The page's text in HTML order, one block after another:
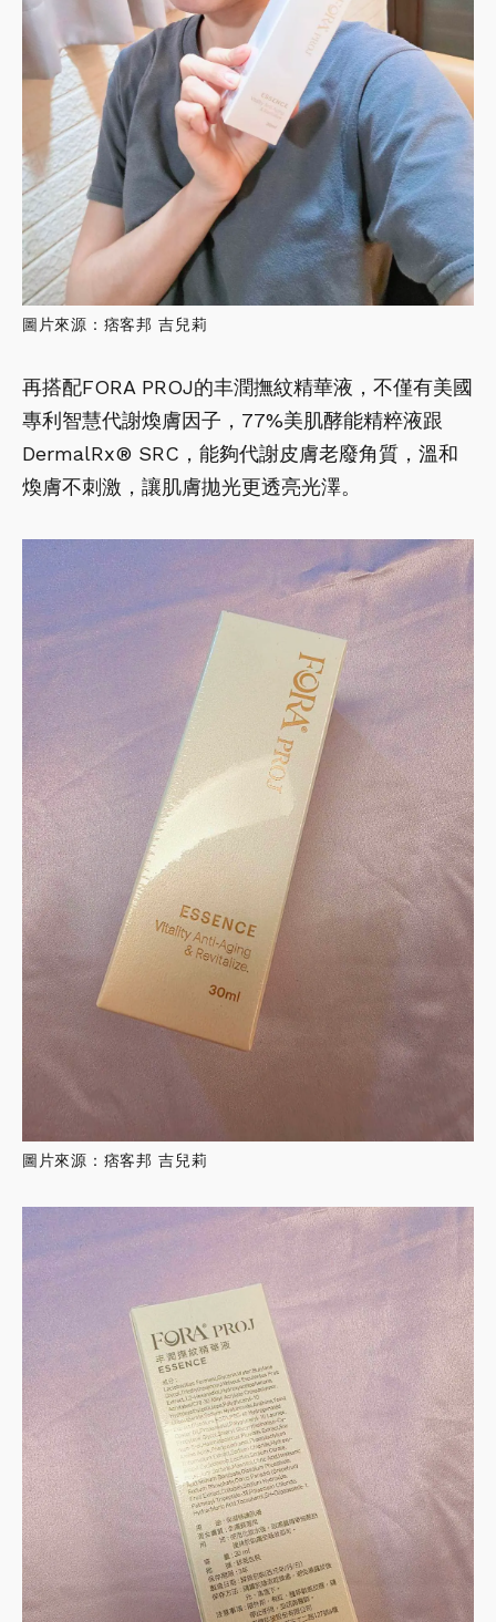
圖片來源：痞客邦 吉兒莉
再搭配FORA PROJ的丰潤撫紋精華液，不僅有美國
專利智慧代謝煥膚因子，77%美肌酵能精粹液跟
DermalRx® SRC，能夠代謝皮膚老廢角質，溫和
煥膚不刺激，讓肌膚拋光更透亮光澤。
圖片來源：痞客邦 吉兒莉